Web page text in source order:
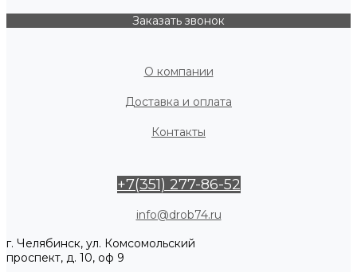
Заказать звонок
О компании
Доставка и оплата
Контакты
+7(351) 277-86-52
info@drob74.ru
г. Челябинск, ул. Комсомольский
проспект, д. 10, оф 9